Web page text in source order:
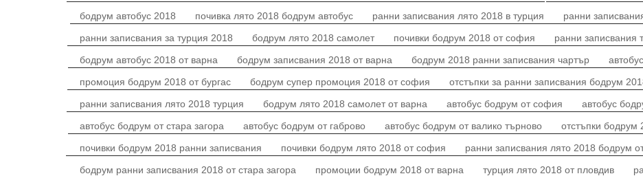
бодрум автобус 2018
почивка лято 2018 бодрум автобус ранни записвания лято 2018 в турция
ранни
ранни записвания за турция 2018
бодрум лято 2018 самолет почивки бодрум 2018 от софия
ранни записвания
бодрум автобус 2018 от варна
бодрум записвания 2018 от варна бодрум 2018 ранни записвания чартър
промоция бодрум 2018 от бургас
бодрум супер промоция 2018 от софия отстъпки за ранни записвания бодрум
ранни записвания лято 2018 турция
бодрум лято 2018 самолет от варна автобус бодрум от софия
автобус
автобус бодрум от стара загора
автобус бодрум от габрово автобус бодрум от валико търново отстъпки бодрум
почивки бодрум 2018 ранни записвания
почивки бодрум лято 2018 от софия
ранни записвания лято 2018 бодрум
бодрум ранни записвания 2018 от стара загора
промоции бодрум 2018 от варна турция лято 2018 от пловдив